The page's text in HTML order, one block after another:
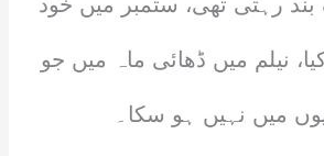
نیلم میں ڈھائی ماہ میں جو
میں نہیں ہو سکا۔